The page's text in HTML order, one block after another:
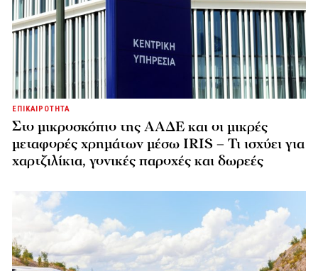
ΕΠΙΚΑΙΡΟΤΗΤΑ
Στο μικροσκόπιο της ΑΑΔΕ και οι μικρές
μεταφορές χρημάτων μέσω IRIS – Τι ισχύει για
χαρτζιλίκια, γονικές παροχές και δωρεές